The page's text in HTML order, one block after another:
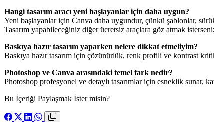
Hangi tasarım aracı yeni başlayanlar için daha uygun?
Yeni başlayanlar için Canva daha uygundur, çünkü şablonlar,
Tasarım yapabileceğiniz diğer ücretsiz araçlara göz atmak
Baskıya hazır tasarım yaparken nelere dikkat etmeliyim?
Baskıya hazır tasarım için çözünürlük, renk profili ve kontrast
Photoshop ve Canva arasındaki temel fark nedir?
Photoshop profesyonel ve detaylı tasarımlar için esneklik sunar,
Bu İçeriği Paylaşmak İster misin?